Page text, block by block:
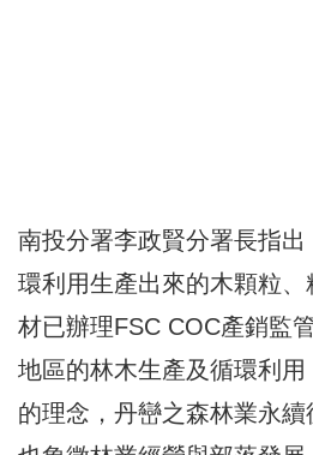
南投分署李政賢分署長指
環利用生產出來的木顆粒
材已辦理FSC COC產銷監
地區的林木生產及循環利
的理念，丹巒之森林業永續